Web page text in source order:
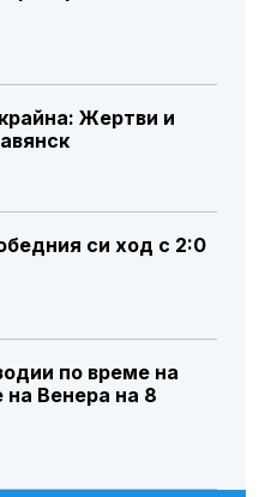
Жертви и
си ход с 2:0
по време на
Венера на 8